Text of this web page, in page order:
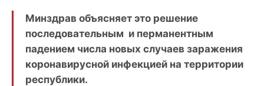
Минздрав объясняет это решение
последовательным и перманентным
падением числа новых случаев заражения
коронавирусной инфекцией на территории
республики.